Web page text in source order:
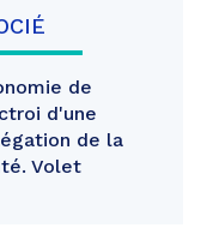
de
d'une
de la
Volet